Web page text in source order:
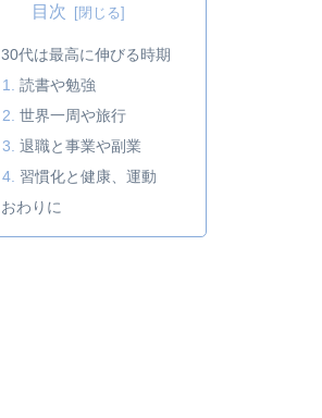
目次
30代は最高に伸びる時期
読書や勉強
世界一周や旅行
退職と事業や副業
習慣化と健康、運動
おわりに